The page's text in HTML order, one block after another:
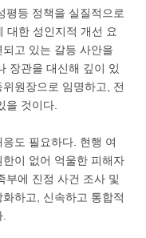
평등 정책을 실질적으로
대한 성인지적 개선 요
고 있는 갈등 사안을
장관을 대신해 깊이 있
원장으로 임명하고, 전
을 것이다.
도 필요하다. 현행 여
이 없어 억울한 피해자
부에 진정 사건 조사 및
하고, 신속하고 통합적